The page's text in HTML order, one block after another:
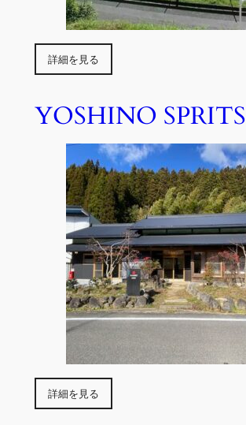
詳細を見る
YOSHINO SPRITS
詳細を見る